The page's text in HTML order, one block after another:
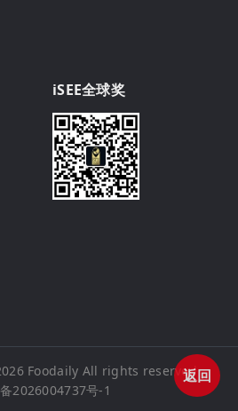
返回
iSEE全球奖
Foodaily All rights reserved
2026004737号-1